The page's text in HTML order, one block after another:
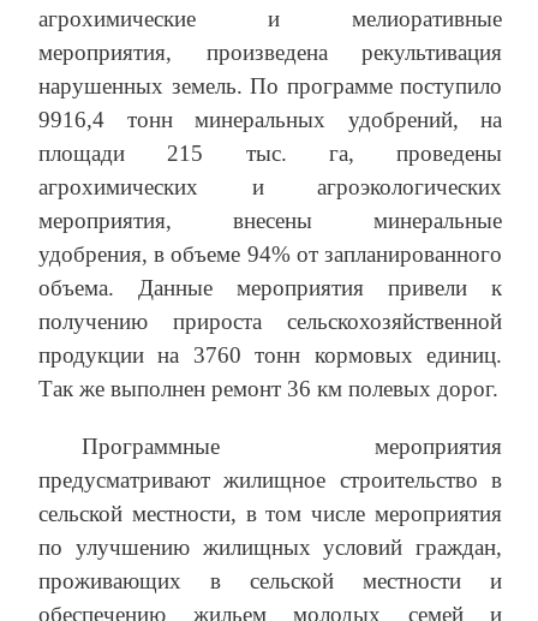
агрохимические и мелиоративные
мероприятия, произведена рекультивация
нарушенных земель. По программе поступило
9916,4 тонн минеральных удобрений, на
площади 215 тыс. га, проведены
агрохимических и агроэкологических
мероприятия, внесены минеральные
удобрения, в объеме 94% от запланированного
объема. Данные мероприятия привели к
получению прироста сельскохозяйственной
продукции на 3760 тонн кормовых единиц.
Так же выполнен ремонт 36 км полевых дорог.
Программные мероприятия
предусматривают жилищное строительство в
сельской местности, в том числе мероприятия
по улучшению жилищных условий граждан,
проживающих в сельской местности и
обеспечению жильем молодых семей и